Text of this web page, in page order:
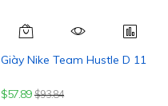
Giày Nike Team Hustle D 11
$57.89 $93.84